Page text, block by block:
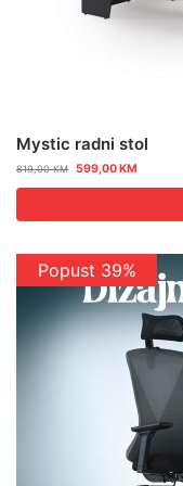
Mystic radni stol
819,00KM 599,00KM
Popust 39%
Popust 15%